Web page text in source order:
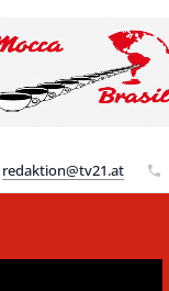
redaktion@tv21.at